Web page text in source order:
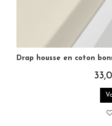
Drap housse en coton